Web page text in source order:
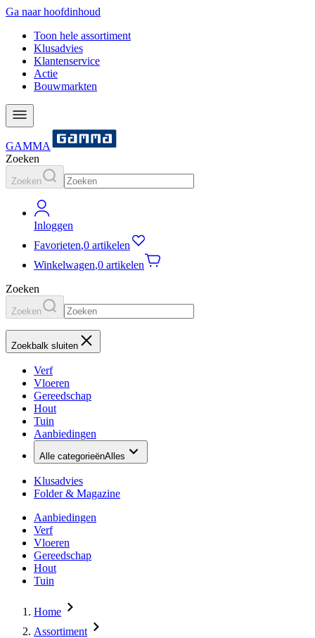
Ga naar hoofdinhoud
Toon hele assortiment
Klusadvies
Klantenservice
Actie
Bouwmarkten
GAMMA
Zoeken
Zoeken
Inloggen
Favorieten,0 artikelen
Winkelwagen,0 artikelen
Zoeken
Zoeken
Zoekbalk sluiten
Verf
Vloeren
Gereedschap
Hout
Tuin
Aanbiedingen
Alle categorieënAlles
Klusadvies
Folder & Magazine
Aanbiedingen
Verf
Vloeren
Gereedschap
Hout
Tuin
Home
Assortiment